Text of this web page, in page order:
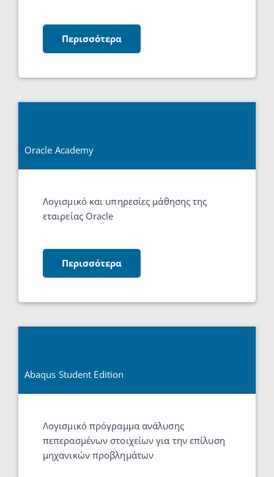
Περισσότερα
Oracle Academy
Λογισμικό και υπηρεσίες μάθησης της
εταιρείας Oracle
Περισσότερα
Abaqus Student Edition
Λογισμικό πρόγραμμα ανάλυσης
πεπερασμένων στοιχείων για την επίλυση
μηχανικών προβλημάτων